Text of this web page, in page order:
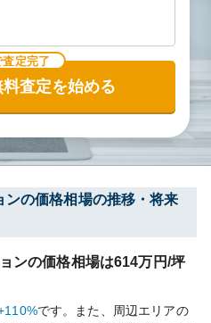
査定完了
査定を始める
ンの価格相場の推移・将来
ンの価格相場は614万円/坪
です。
また、周辺エリアの